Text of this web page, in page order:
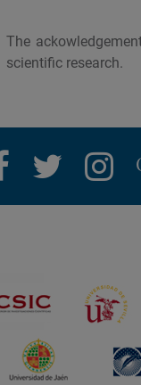
The
scientific research.
facebooktwitter